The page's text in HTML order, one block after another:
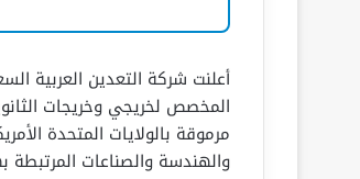
أعلنت شركة التعدين العربية
المخصص لخريجي وخريجات
مرموقة بالولايات المتحدة
والهندسة والصناعات المرتبطة